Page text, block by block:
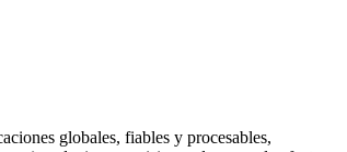
globales, fiables y procesables,